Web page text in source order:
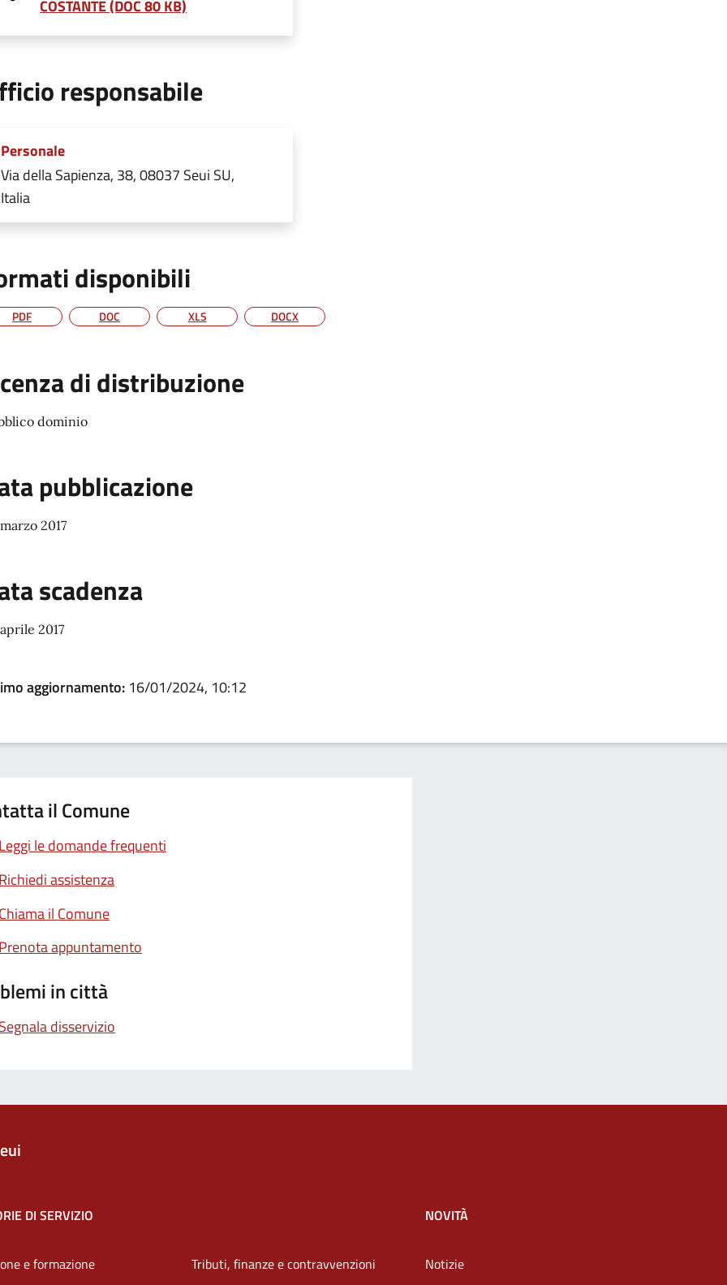
COSTANTE (DOC 80 KB)
responsabile
Personale
Via della Sapienza, 38, 08037 Seui SU,
Italia
disponibili
PDF DOC XLS DOCX
di distribuzione
dominio
pubblicazione
2017
scadenza
2017
aggiornamento: 16/01/2024, 10:12
il Comune
le domande frequenti
assistenza
il Comune
appuntamento
in città
disservizio
DI SERVIZIO
e formazione
Tributi, finanze e contravvenzioni
NOVITÀ
Notizie